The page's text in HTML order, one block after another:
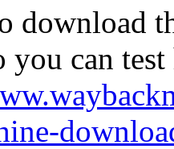
download
you can